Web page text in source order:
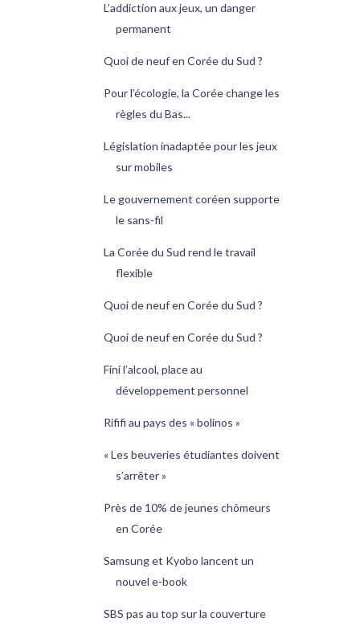
L’addiction aux jeux, un danger
permanent
Quoi de neuf en Corée du Sud ?
Pour l’écologie, la Corée change les
règles du Bas...
Législation inadaptée pour les jeux
sur mobiles
Le gouvernement coréen supporte
le sans-fil
La Corée du Sud rend le travail
flexible
Quoi de neuf en Corée du Sud ?
Quoi de neuf en Corée du Sud ?
Fini l’alcool, place au
développement personnel
Rififi au pays des « bolinos »
« Les beuveries étudiantes doivent
s’arrêter »
Près de 10% de jeunes chômeurs
en Corée
Samsung et Kyobo lancent un
nouvel e-book
SBS pas au top sur la couverture